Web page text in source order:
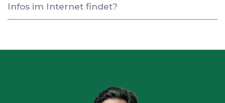
Infos im Internet findet?